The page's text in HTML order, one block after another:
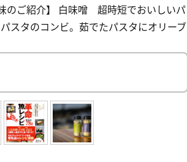
ご紹介】 白味噌 超時短でおいしいパ
スタのコンビ。茹でたパスタにオリーブ